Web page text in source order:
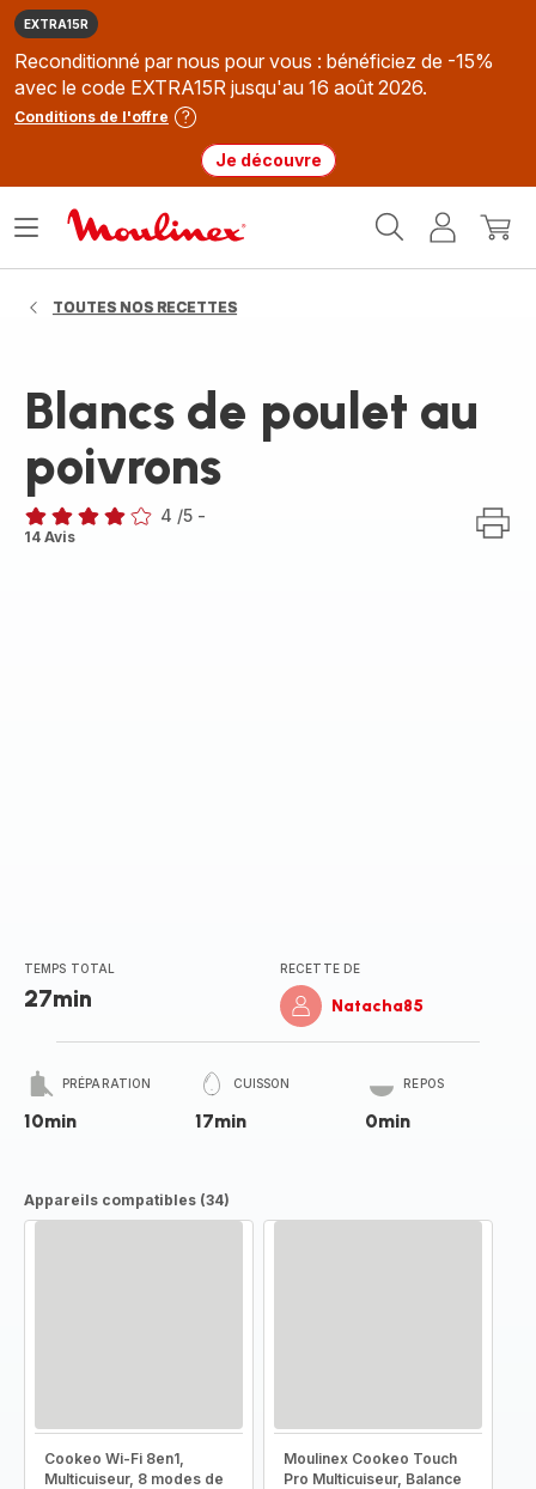
EXTRA15R
Reconditionné par nous pour vous : bénéficiez de -15%
avec le code EXTRA15R jusqu'au 16 août 2026.
Conditions de l'offre
Je découvre
MonMon
Ouvrir
TOUTES NOS RECETTES
Blancs de poulet au
poivrons
Avis
4 /5 -
14 Avis
TEMPS TOTAL
27min
RECETTE DE
Natacha85
PRÉPARATION
10min
CUISSON
17min
REPOS
0min
Appareils compatibles (34)
Cookeo Wi-Fi 8en1,
Multicuiseur, 8 modes de
Moulinex Cookeo Touch
Pro Multicuiseur, Balance